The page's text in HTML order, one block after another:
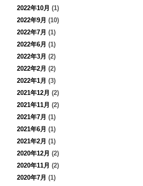
2022年10月 (1)
2022年9月 (10)
2022年7月 (1)
2022年6月 (1)
2022年3月 (2)
2022年2月 (2)
2022年1月 (3)
2021年12月 (2)
2021年11月 (2)
2021年7月 (1)
2021年6月 (1)
2021年2月 (1)
2020年12月 (2)
2020年11月 (2)
2020年7月 (1)